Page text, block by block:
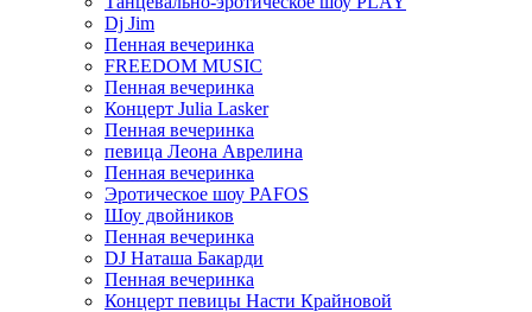
Dj Jim
Пенная вечеринка
FREEDOM MUSIC
Пенная вечеринка
Концерт Julia Lasker
Пенная вечеринка
певица Леона Аврелина
Пенная вечеринка
Эротическое шоу PAFOS
Шоу двойников
Пенная вечеринка
DJ Наташа Бакарди
Пенная вечеринка
Концерт певицы Насти Крайновой